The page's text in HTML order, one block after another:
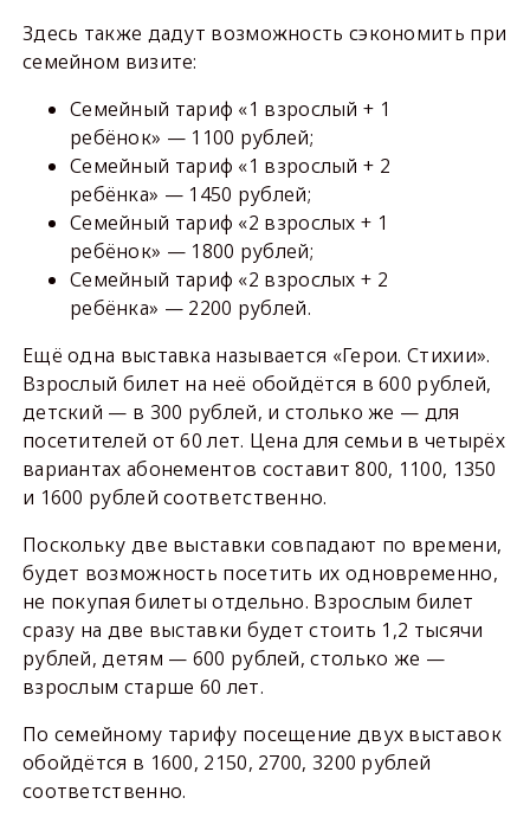
Здесь также дадут возможность сэкономить при
семейном визите:
Семейный тариф «1 взрослый + 1
ребёнок» — 1100 рублей;
Семейный тариф «1 взрослый + 2
ребёнка» — 1450 рублей;
Семейный тариф «2 взрослых + 1
ребёнок» — 1800 рублей;
Семейный тариф «2 взрослых + 2
ребёнка» — 2200 рублей.
Ещё одна выставка называется «Герои. Стихии».
Взрослый билет на неё обойдётся в 600 рублей,
детский — в 300 рублей, и столько же — для
посетителей от 60 лет. Цена для семьи в четырёх
вариантах абонементов составит 800, 1100, 1350
и 1600 рублей соответственно.
Поскольку две выставки совпадают по времени,
будет возможность посетить их одновременно,
не покупая билеты отдельно. Взрослым билет
сразу на две выставки будет стоить 1,2 тысячи
рублей, детям — 600 рублей, столько же —
взрослым старше 60 лет.
По семейному тарифу посещение двух выставок
обойдётся в 1600, 2150, 2700, 3200 рублей
соответственно.